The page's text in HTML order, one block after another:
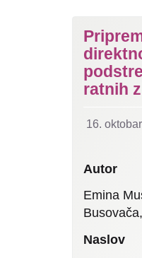
ratnih
16.
Autor
Emina
Naslov